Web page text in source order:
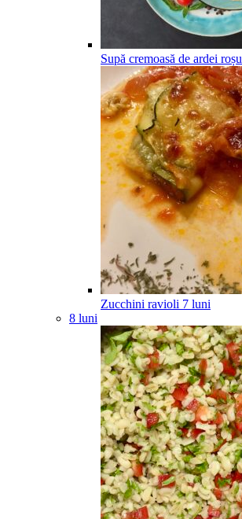
Supă cremoasă de ardei roșu
Zucchini ravioli 7 luni
8 luni